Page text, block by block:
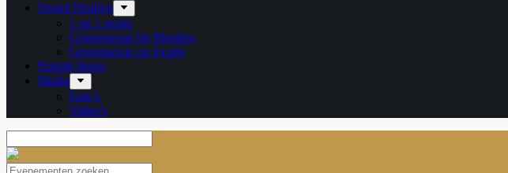
Sound Healing
1 op 1 sessie
Groepssessie bij Mandira
Groepssessie op locatie
Ruimte huren
Media
Foto’s
Video’s